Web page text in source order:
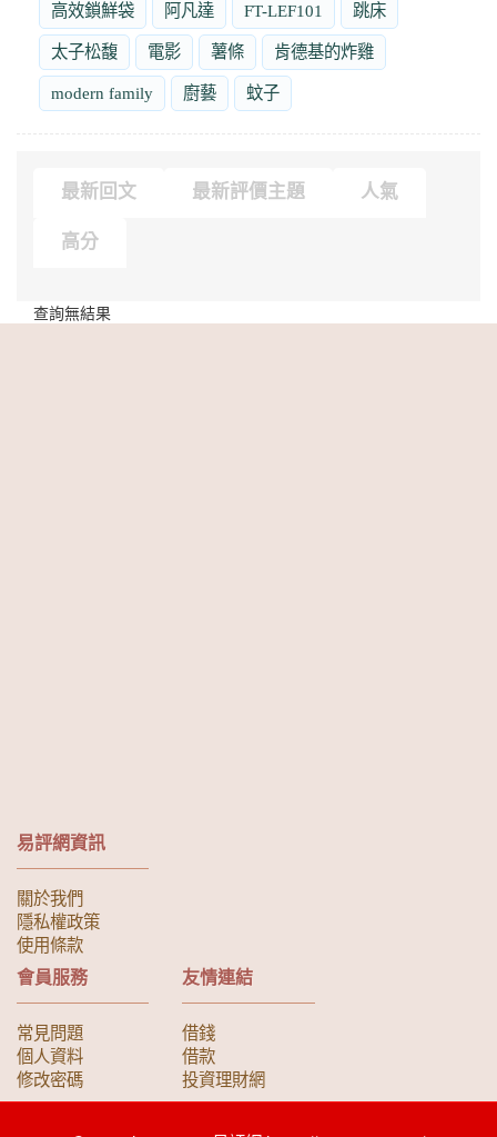
高效鎖鮮袋 阿凡達 FT-LEF101 跳床
太子松馥 電影 薯條 肯德基的炸雞
modern family 廚藝 蚊子
最新回文 最新評價主題 人氣
高分
查詢無結果
易評網資訊
關於我們
隱私權政策
使用條款
會員服務
常見問題
個人資料
修改密碼
友情連結
借錢
借款
投資理財網